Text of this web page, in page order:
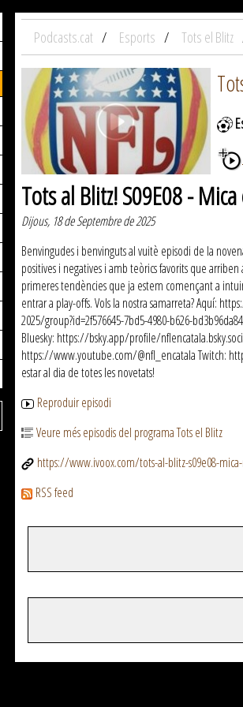
Podcasts.cat Esports Tots el Blitz
Tots al Blitz! S09E08 -
Dijous, 18 de Septembre de 2025
Benvingudes i benvinguts al vuitè episodi de la
positives i negatives i amb teòrics favorits que
primeres tendències que ja estem començant a
entrar a play-offs. Vols la nostra samarreta? Aquí:
2025/group?id=2f576645-7bd5-4980-b626-
Bluesky: https://bsky.app/profile/
https://www.youtube.com/@nfl_encatala Twitch:
estar al dia de totes les novetats!
Reproduir episodi
Veure més episodis del programa Tots el Blitz
https://www.ivoox.com/tots-al-blitz-s09e08-
RSS feed